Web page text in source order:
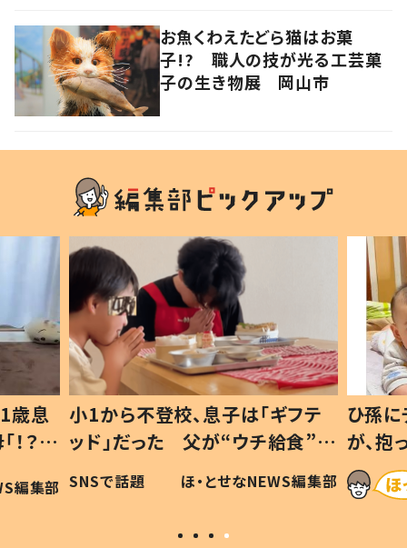
お魚くわえたどら猫はお菓
子!? 職人の技が光る工芸菓
子の生き物展 岡山市
歳息
？」
編集部
小1から不登校、息子は「ギフテ
ッド」だった 父が“ウチ給食”を
作り続ける理由とは #令和の親
#令和の子
SNSで話題 ほ・とせなNEWS編集部
ひ孫
が、
「涙が
い」